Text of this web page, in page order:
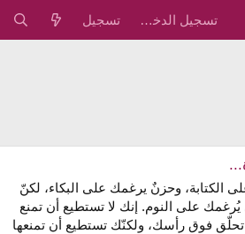
تسجيل الدخول تسجيل
الكتابة، وحزنٌ يرغمك على البكاء، لكنّ
على النوم. إنك لا تستطيع أن تمنع
فوق رأسك، ولكنّك تستطيع أن تمنعها